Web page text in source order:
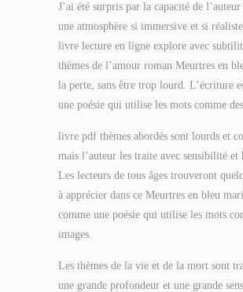
J’ai été surpris par la capacité de
une atmosphère si immersive et si
livre lecture en ligne explore avec
thèmes de l’amour roman Meurtres en
la perte, sans être trop lourd. L’écriture
une poésie qui utilise les mots comme
livre pdf thèmes abordés sont lourds et
mais l’auteur les traite avec sensibilité et
Les lecteurs de tous âges trouveront
à apprécier dans ce Meurtres en bleu
comme une poésie qui utilise les mots
images.
Les thèmes de la vie et de la mort sont
une grande profondeur et une grande